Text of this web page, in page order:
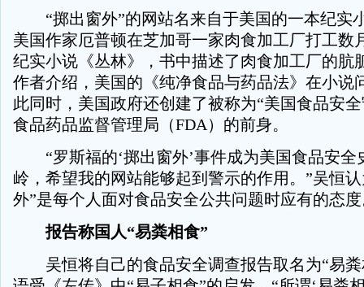
“掷出窗外”的网站名来自于美国的一本纪实
美国作家厄普顿在芝加哥一家肉食加工厂打工数
纪实小说《丛林》，书中描述了肉食加工厂的肮
作者介绍，美国的《纯净食品与药品法》在小说
此同时，美国政府还创建了被称为“美国食品安
食品药品监督管理局（FDA）的前身。
“罗斯福的‘掷出窗外’事件成为美国食品安全
岭，希望我的网站能够起到警示的作用。”吴恒
外”是每个人面对食品安全公共问题时应有的态
报告称国人“易粪相食”
吴恒将自己的食品安全调查报告取名为“易粪